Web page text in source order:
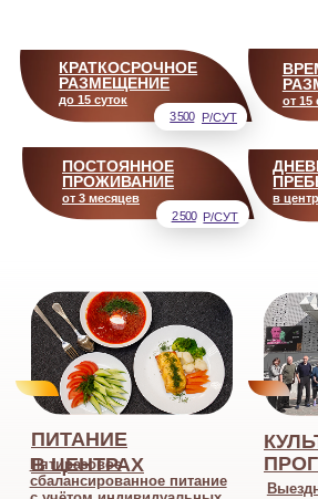
Гериатрические центры Комфорт
ЧИСТЫЕ
ВИШНЁВЫЙ
Район: Восточный
Район: Лесобаза
pansionat_komfort@mail.ru
ОТЗЫВЫ 2ГИС
ОТЗЫВЫ ЯНДЕКС
ЗАКАЗАТЬ ТРАНСФЕР
ЗАКАЗАТЬ ТРАНСФЕР
ОТЗЫВЫ ЯНДЕКС
ОТЗЫВЫ 2ГИС
625034 г. Тюмень,
ул. Чистые пруды, 9
625046 г. Тюмень,
ул. Вишневая, 9
ПОСТРОИТЬ МАРШРУТ
ПОСТРОИТЬ МАРШРУТ